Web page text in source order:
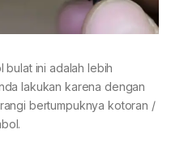
bulat ini adalah lebih
lakukan karena dengan
bertumpuknya kotoran /